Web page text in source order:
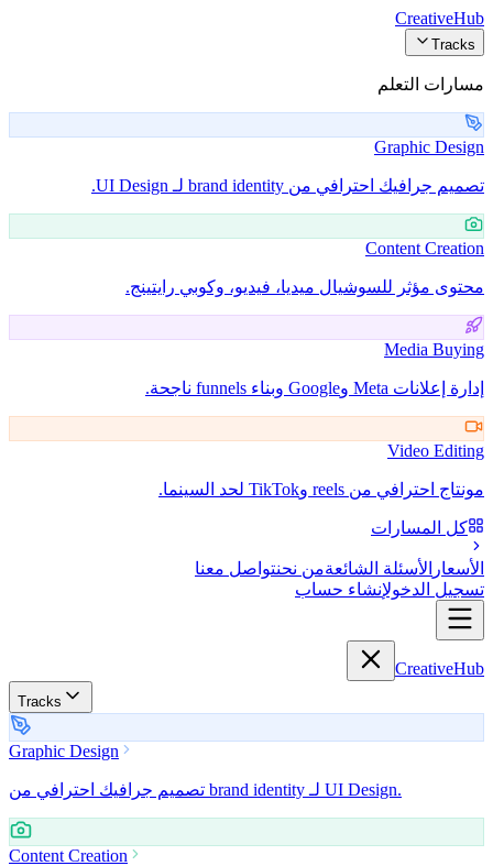
CreativeHub
Tracks
مسارات التعلم
Graphic Design
تصميم جرافيك احترافي من brand identity لـ UI Design.
Content Creation
محتوى مؤثر للسوشيال ميديا، فيديو، وكوبي رايتينج.
Media Buying
إدارة إعلانات Meta وGoogle وبناء funnels ناجحة.
Video Editing
مونتاج احترافي من reels وTikTok لحد السينما.
كل المسارات
الأسعار الأسئلة الشائعةمن نحنتواصل معنا
تسجيل الدخولإنشاء حساب
CreativeHub
Tracks
Graphic Design
تصميم جرافيك احترافي من brand identity لـ UI Design.
Content Creation